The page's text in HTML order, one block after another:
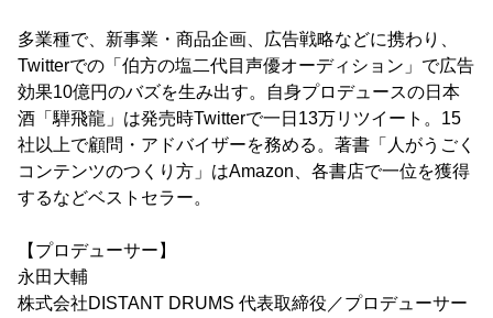
多業種で、新事業・商品企画、広告戦略などに携わり、
Twitterでの「伯方の塩二代目声優オーディション」で広告
効果10億円のバズを生み出す。自身プロデュースの日本
酒「騨飛龍」は発売時Twitterで一日13万リツイート。15
社以上で顧問・アドバイザーを務める。著書「人がうごく
コンテンツのつくり方」はAmazon、各書店で一位を獲得
するなどベストセラー。
【プロデューサー】
永田大輔
株式会社DISTANT DRUMS 代表取締役／プロデューサー